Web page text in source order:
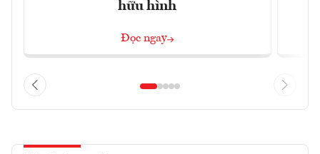
hữu hình
Đọc ngay